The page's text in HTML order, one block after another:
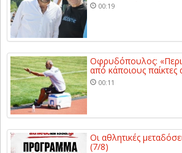
00:19
Οφρυδόπουλος:
από κάποιους παίκτες
00:11
Οι αθλητικές
(7/8)